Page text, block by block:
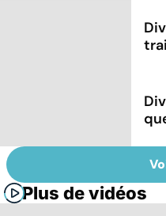
Plus de vidéos